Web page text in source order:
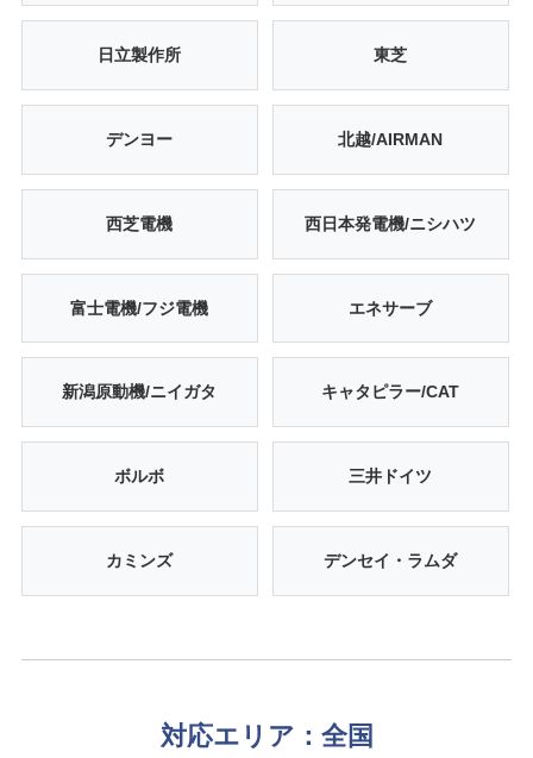
日立製作所 東芝
デンヨー 北越/AIRMAN
西芝電機 西日本発電機/ニシハツ
富士電機/フジ電機 エネサーブ
新潟原動機/ニイガタ キャタピラー/CAT
ボルボ 三井ドイツ
カミンズ デンセイ・ラムダ
対応エリア：全国